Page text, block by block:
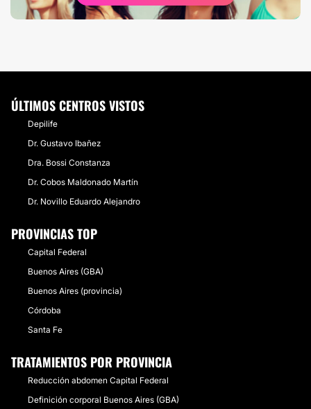
ÚLTIMOS CENTROS VISTOS
Depilife
Dr. Gustavo Ibañez
Dra. Bossi Constanza
Dr. Cobos Maldonado Martín
Dr. Novillo Eduardo Alejandro
PROVINCIAS TOP
Capital Federal
Buenos Aires (GBA)
Buenos Aires (provincia)
Córdoba
Santa Fe
TRATAMIENTOS POR PROVINCIA
Reducción abdomen Capital Federal
Definición corporal Buenos Aires (GBA)